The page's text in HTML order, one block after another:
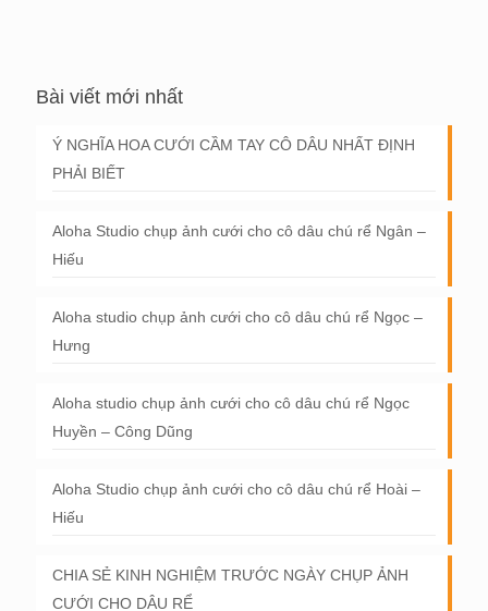
Bài viết mới nhất
Ý NGHĨA HOA CƯỚI CẦM TAY CÔ DÂU NHẤT ĐỊNH
PHẢI BIẾT
Aloha Studio chụp ảnh cưới cho cô dâu chú rể Ngân –
Hiếu
Aloha studio chụp ảnh cưới cho cô dâu chú rể Ngọc –
Hưng
Aloha studio chụp ảnh cưới cho cô dâu chú rể Ngọc
Huyền – Công Dũng
Aloha Studio chụp ảnh cưới cho cô dâu chú rể Hoài –
Hiếu
CHIA SẺ KINH NGHIỆM TRƯỚC NGÀY CHỤP ẢNH
CƯỚI CHO DÂU RỂ